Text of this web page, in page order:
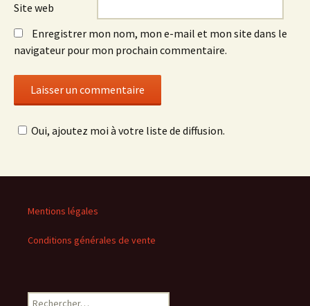
Site web
Enregistrer mon nom, mon e-mail et mon site dans le
navigateur pour mon prochain commentaire.
Oui, ajoutez moi à votre liste de diffusion.
Mentions légales
Conditions générales de vente
Rechercher :